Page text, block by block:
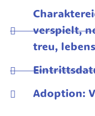
verspielt,
treu,
Adoption: